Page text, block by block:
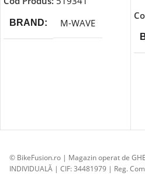
BRAND M-WAVE
© BikeFusion.ro | Magazin operat de
INDIVIDUALĂ | CIF: 34481979 | Reg.